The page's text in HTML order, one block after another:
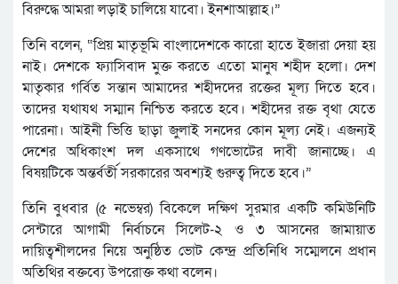
বিরুদ্ধে আমরা লড়াই চালিয়ে যাবো। ইনশাআল্লাহ।”
তিনি বলেন, “প্রিয় মাতৃভূমি বাংলাদেশকে কারো হাতে ইজারা দেয়া হয়
নাই। দেশকে ফ্যাসিবাদ মুক্ত করতে এতো মানুষ শহীদ হলো। দেশ
মাতৃকার গর্বিত সন্তান আমাদের শহীদদের রক্তের মূল্য দিতে হবে।
তাদের যথাযথ সম্মান নিশ্চিত করতে হবে। শহীদের রক্ত বৃথা যেতে
পারেনা। আইনী ভিত্তি ছাড়া জুলাই সনদের কোন মূল্য নেই। এজন্যই
দেশের অধিকাংশ দল একসাথে গণভোটের দাবী জানাচ্ছে। এ
বিষয়টিকে অন্তর্বর্তী সরকারের অবশ্যই গুরুত্ব দিতে হবে।”
তিনি বুধবার (৫ নভেম্বর) বিকেলে দক্ষিণ সুরমার একটি কমিউনিটি
সেন্টারে আগামী নির্বাচনে সিলেট-২ ও ৩ আসনের জামায়াত
দায়িত্বশীলদের নিয়ে অনুষ্ঠিত ভোট কেন্দ্র প্রতিনিধি সম্মেলনে প্রধান
অতিথির বক্তব্যে উপরোক্ত কথা বলেন।